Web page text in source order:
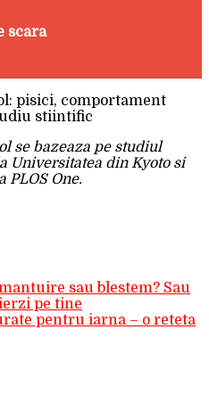
scara
pisici, comportament
stiintific
se bazeaza pe studiul
Universitatea din Kyoto si
One.
sau blestem? Sau
pe tine
pentru iarna – o reteta